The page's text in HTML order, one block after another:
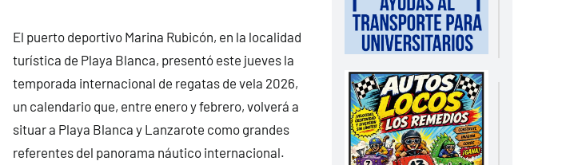
El puerto deportivo Marina Rubicón, en la localidad
turística de Playa Blanca, presentó este jueves la
temporada internacional de regatas de vela 2026,
un calendario que, entre enero y febrero, volverá a
situar a Playa Blanca y Lanzarote como grandes
referentes del panorama náutico internacional.